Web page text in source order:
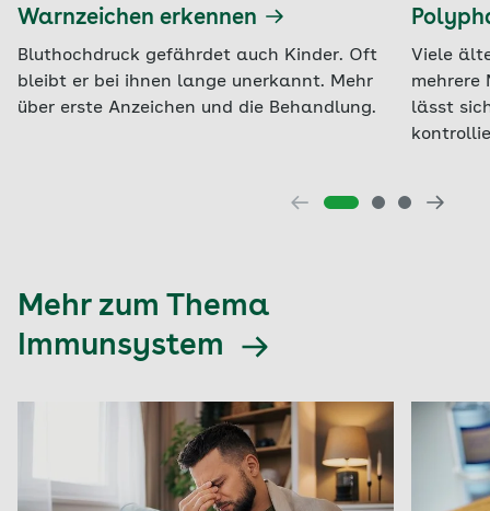
Warnzeichen erkennen
Bluthochdruck gefährdet auch Kinder. Oft
bleibt er bei ihnen lange unerkannt. Mehr
über erste Anzeichen und die Behandlung.
Viele
mehrere
lässt
Mehr zum Thema
Immunsystem